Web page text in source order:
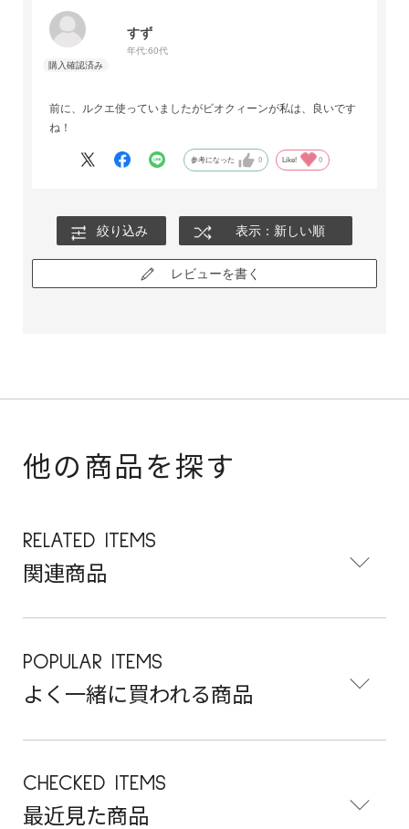
すず
年代:60代
前に、ルクエ使っていましたがビオクィーンが私は、良いです
ね！
参考になった 0 Like! 0
絞り込み 表示：新しい順
レビューを書く
他の商品を探す
RELATED ITEMS
関連商品
POPULAR ITEMS
よく一緒に買われる商品
CHECKED ITEMS
最近見た商品